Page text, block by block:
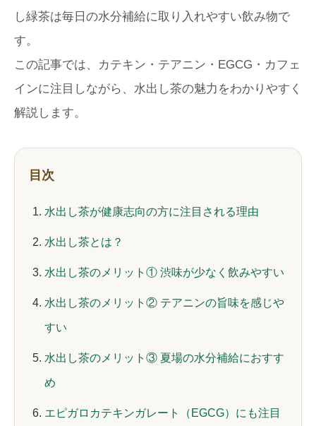
し緑茶は毎日の水分補給に取り入れやすい飲み物で
す。
この記事では、カテキン・テアニン・EGCG・カフェ
インに注目しながら、水出し茶の魅力をわかりやすく
解説します。
目次
水出し茶が健康志向の方に注目される理由
水出し茶とは？
水出し茶のメリット① 渋味が少なく飲みやすい
水出し茶のメリット② テアニンの旨味を感じや
すい
水出し茶のメリット③ 夏場の水分補給におすす
め
エピガロカテキンガレート（EGCG）にも注目